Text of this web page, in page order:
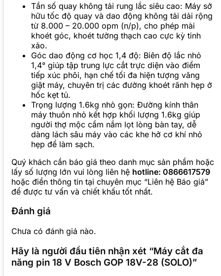
Tần số quay không tải rung lắc siêu cao: Máy sở
hữu tốc độ quay và dao động không tải dải rộng
từ 8.000 – 20.000 opm (n/p), cho phép mài
khoét góc, khoét tường thạch cao cực kỳ tinh
xảo.
Góc dao động cơ học 1,4 độ: Biên độ lắc nhỏ
1,4° giúp tập trung lực cắt trực diện vào điểm
tiếp xúc phôi, hạn chế tối đa hiện tượng văng
giật máy, chuyên trị các đường khoét rãnh hẹp ở
hốc kẹt tủ.
Trọng lượng 1.6kg nhỏ gọn: Đường kính thân
máy thuôn nhỏ kết hợp khối lượng 1.6kg giúp
người thợ mộc cầm nắm lọt lòng bàn tay, dễ
dàng lách sâu máy vào các khe hở cơ khí nhỏ
hẹp để làm sạch.
Quý khách cần báo giá theo danh mục sản phẩm hoặc
lấy số lượng lớn vui lòng liên hệ hotline: 0866617579
hoặc điền thông tin tại chuyên mục “Liên hệ Báo giá”
để được tư vấn và chiết khấu tốt nhất.
Đánh giá
Chưa có đánh giá nào.
Hãy là người đầu tiên nhận xét “Máy cắt đa
năng pin 18 V Bosch GOP 18V-28 (SOLO)”